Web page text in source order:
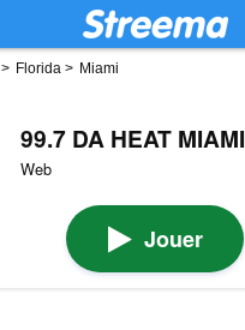
> Florida > Miami
99.7 DA HEAT MIAMI
Web
Jouer